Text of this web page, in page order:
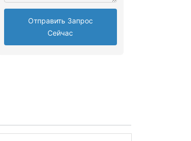
Отправить Запрос
Сейчас